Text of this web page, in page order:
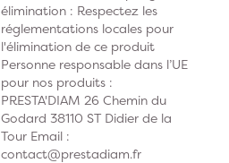
élimination : Respectez les
réglementations locales pour
l'élimination de ce produit
Personne responsable dans l’UE
pour nos produits :
PRESTA'DIAM 26 Chemin du
Godard 38110 ST Didier de la
Tour Email :
contact@prestadiam.fr